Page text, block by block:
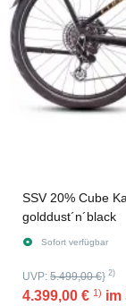
SSV 20% Cube
golddust´n´black
Sofort verfügbar
UVP: 5.499,00 €} 2)
4.399,00 € 1) im